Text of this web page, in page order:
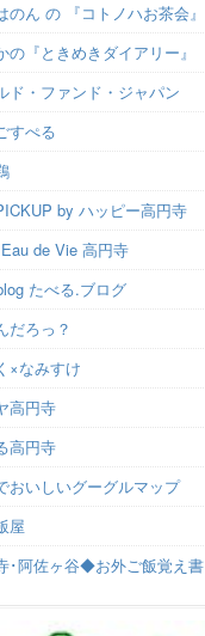
のん の 『コトノハお茶会』
の『ときめきダイアリー』
ド・ファンド・ジャパン
すぺる
by ハッピー高円寺
de Vie 高円寺
たべる.ブログ
だろっ？
×なみすけ
高円寺
高円寺
おいしいグーグルマップ
屋
･阿佐ヶ谷◆お外ご飯覚え書